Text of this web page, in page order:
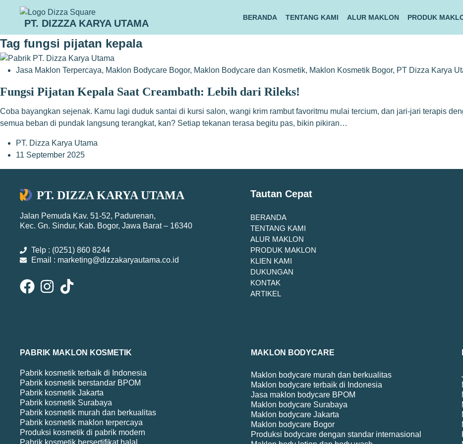
PT. DIZZZA KARYA UTAMA
BERANDA TENTANG KAMI ALUR MAKLON PRODUK
Tag fungsi pijatan kepala
Jasa Maklon Terpercaya, Maklon Bodycare Bogor, Maklon Bodycare dan Kosmetik, Maklon Kosmetik Bogor, PT Dizza Karya
Fungsi Pijatan Kepala Saat Creambath: Lebih dari Rileks!
Coba bayangkan sejenak. Kamu lagi duduk santai di kursi salon, wangi krim rambut favoritmu mulai tercium, dan jari-jari terapis
semua beban di pundak langsung terangkat, kan? Setiap tekanan terasa begitu pas, bikin pikiran…
PT. Dizza Karya Utama
11 September 2025
PT. DIZZA KARYA UTAMA
Jalan Pemuda Kav. 51-52, Padurenan,
Kec. Gn. Sindur, Kab. Bogor, Jawa Barat – 16340
Telp : (0251) 860 8244
Email : marketing@dizzakaryautama.co.id
Tautan Cepat
BERANDA
TENTANG KAMI
ALUR MAKLON
PRODUK MAKLON
KLIEN KAMI
DUKUNGAN
KONTAK
ARTIKEL
PABRIK MAKLON KOSMETIK
Pabrik kosmetik terbaik di Indonesia
Pabrik kosmetik berstandar BPOM
Pabrik kosmetik Jakarta
Pabrik kosmetik Surabaya
Pabrik kosmetik murah dan berkualitas
Pabrik kosmetik maklon terpercaya
Produksi kosmetik di pabrik modern
Pabrik kosmetik bersertifikat halal
MAKLON BODYCARE
Maklon bodycare murah dan berkualitas
Maklon bodycare terbaik di Indonesia
Jasa maklon bodycare BPOM
Maklon bodycare Surabaya
Maklon bodycare Jakarta
Maklon bodycare Bogor
Produksi bodycare dengan standar internasional